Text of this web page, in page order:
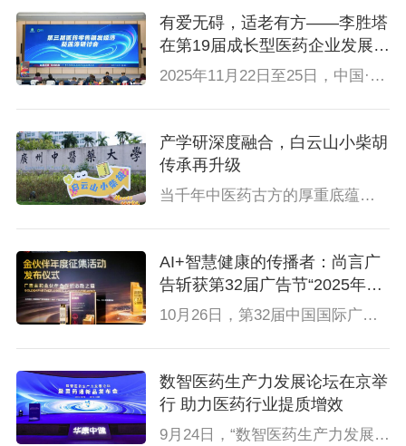
有爱无碍，适老有方——李胜塔
在第19届成长型医药企业发展大
会银发经济研讨会分享药店改造2025年11月22日至25日，中国·丽水，第19届成长型医药企业发展大会暨第三届“银发经济新蓝海”研讨会成功举办。大会聚焦医药行业在老龄化社会下的转型机遇，邀请多位行业专家共话未来。其中，医药行业战略增长与营销实战专家、药店非药品类营销实战领航者、广东君道方略品牌运营有限公司总经理李胜塔（塔塔老师）发表了题为《银发时代的药店必修课：有爱无碍，从细节到体系的适老化改造》的主旨演讲，其系统化、可落地的改造方案在会场内外引发强烈反响，为众多医药企业带来了切实的启发与转型路径。
产学研深度融合，白云山小柴胡
传承再升级
当千年中医药古方的厚重底蕴邂逅校园的青春活力，当坚守八年的公益传承IP对话Z世代的创意脑洞，11月10日，“守正创新话经典——传承好古方与现代中医药教学创新”主题宣讲会在广州中医药大学盛大举办。白云山小柴胡以“内场干货宣讲+外场趣味互动”的双模式，让中医药文化在校园里焕发蓬勃生机，为现场学子带来一场兼具文化浸润与成长赋能的精彩盛宴。
AI+智慧健康的传播者：尚言广
告斩获第32届广告节“2025年度
广告主金伙伴百强奖”
10月26日，第32届中国国际广告节在京圆满闭幕，北京尚言广告有限公司（以下简称“尚言广告”）凭借在医药健康传播领域的卓越表现与技术创新，成功斩获2025年度广告主金伙伴百强奖。这一荣誉在汇聚全球30多个国家和地区代表、参与规模突破2万人次的行业盛会上揭晓，彰显了尚言广告在医药智能营销领域的领先地位与行业认可度。
数智医药生产力发展论坛在京举
行 助力医药行业提质增效
9月24日，“数智医药生产力发展论坛暨灵药通AI进化论新品发布会”在京举行。来自产学研各界嘉宾围绕人工智能技术赋能医药行业转型发展话题进行深入交流，共同探讨数智医药生产力进化路径，为推动健康中国与数字中国战略深度融合建言献策。